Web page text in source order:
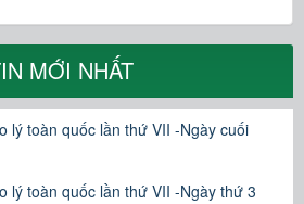
MỚI NHẤT
lý toàn quốc lần thứ VII -Ngày cuối
lý toàn quốc lần thứ VII -Ngày thứ 3